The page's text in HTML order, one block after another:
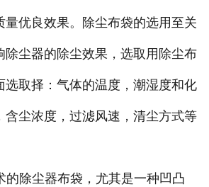
量优良效果。除尘布袋的选用至关
除尘器的除尘效果，选取用除尘布
选取择：气体的温度，潮湿度和化
含尘浓度，过滤风速，清尘方式等
的除尘器布袋，尤其是一种凹凸